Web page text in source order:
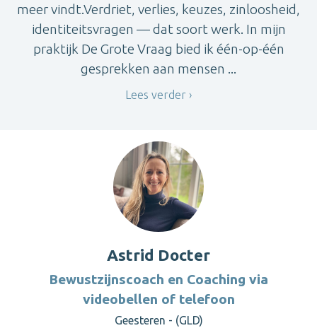
meer vindt.Verdriet, verlies, keuzes, zinloosheid,
identiteitsvragen — dat soort werk. In mijn
praktijk De Grote Vraag bied ik één-op-één
gesprekken aan mensen ...
Lees verder
Astrid Docter
Bewustzijnscoach en Coaching via
videobellen of telefoon
Geesteren - (GLD)